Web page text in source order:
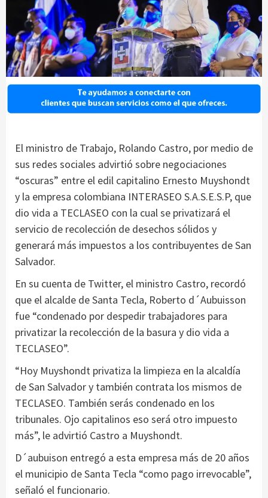
El ministro de Trabajo, Rolando Castro, por medio de
sus redes sociales advirtió sobre negociaciones
“oscuras” entre el edil capitalino Ernesto Muyshondt
y la empresa colombiana INTERASEO S.A.S.E.S.P, que
dio vida a TECLASEO con la cual se privatizará el
servicio de recolección de desechos sólidos y
generará más impuestos a los contribuyentes de San
Salvador.
En su cuenta de Twitter, el ministro Castro, recordó
que el alcalde de Santa Tecla, Roberto d´Aubuisson
fue “condenado por despedir trabajadores para
privatizar la recolección de la basura y dio vida a
TECLASEO”.
“Hoy Muyshondt privatiza la limpieza en la alcaldía
de San Salvador y también contrata los mismos de
TECLASEO. También serás condenado en los
tribunales. Ojo capitalinos eso será otro impuesto
más”, le advirtió Castro a Muyshondt.
D´aubuison entregó a esta empresa más de 20 años
el municipio de Santa Tecla “como pago irrevocable”,
señaló el funcionario.